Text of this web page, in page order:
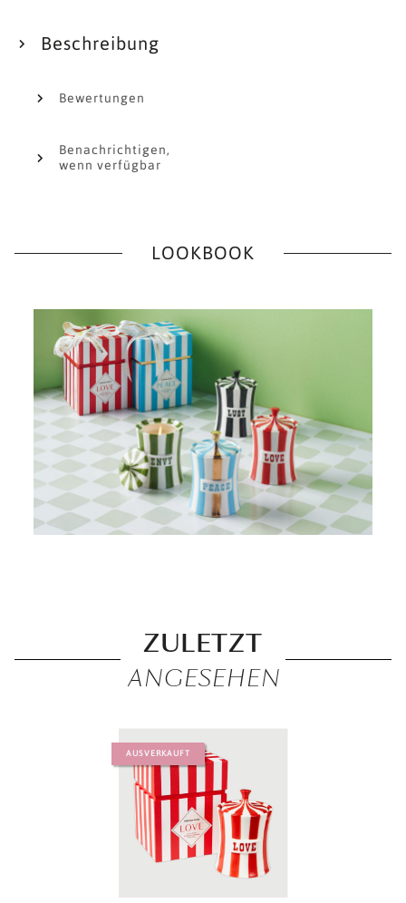
Beschreibung
Bewertungen
Benachrichtigen,
wenn verfügbar
LOOKBOOK
ZULETZT
ANGESEHEN
AUSVERKAUFT